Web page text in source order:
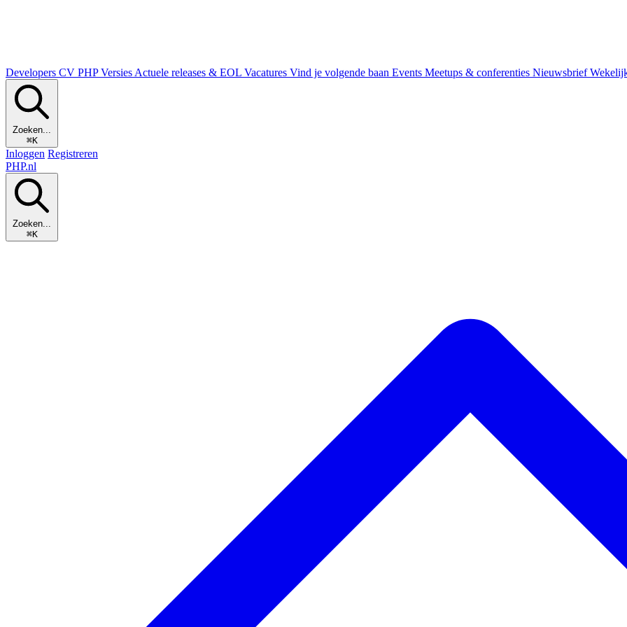
Developers CV PHP Versies Actuele releases & EOL Vacatures Vind je volgende baan Events Meetups & conferenties Nieuwsbrief
Zoeken...
⌘K
Inloggen Registreren
PHP.nl
Zoeken...
⌘K